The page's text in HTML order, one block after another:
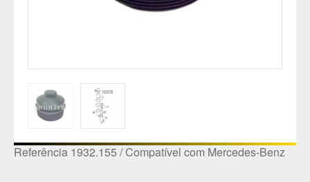
Referência 1932.155 / Compatível com Mercedes-Benz